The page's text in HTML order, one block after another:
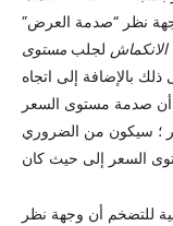
نظر “صدمة العرض”
الانكماش لجلب مستوى
بالإضافة إلى اتجاه
أن صدمة مستوى السعر
؛ سيكون من الضروري
للتضخم أن وجهة نظر